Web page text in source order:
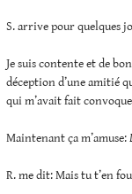
S. arrive pour quelques
Je suis contente et de
déception d’une amitié
qui m’avait fait
Maintenant ça m’amuse:
R. me dit: Mais tu t’en